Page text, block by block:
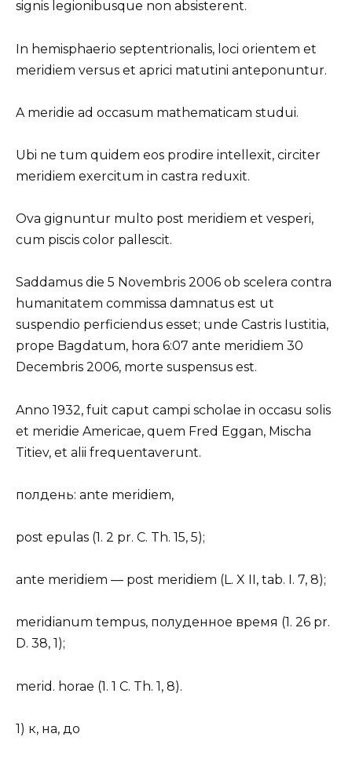
signis legionibusque non absisterent.
In hemisphaerio septentrionalis, loci orientem et
meridiem versus et aprici matutini anteponuntur.
A meridie ad occasum mathematicam studui.
Ubi ne tum quidem eos prodire intellexit, circiter
meridiem exercitum in castra reduxit.
Ova gignuntur multo post meridiem et vesperi,
cum piscis color pallescit.
Saddamus die 5 Novembris 2006 ob scelera contra
humanitatem commissa damnatus est ut
suspendio perficiendus esset; unde Castris Iustitia,
prope Bagdatum, hora 6:07 ante meridiem 30
Decembris 2006, morte suspensus est.
Anno 1932, fuit caput campi scholae in occasu solis
et meridie Americae, quem Fred Eggan, Mischa
Titiev, et alii frequentaverunt.
полдень: ante meridiem,
post epulas (1. 2 pr. C. Th. 15, 5);
ante meridiem — post meridiem (L. X II, tab. I. 7, 8);
meridianum tempus, полуденное время (1. 26 pr.
D. 38, 1);
merid. horae (1. 1 C. Th. 1, 8).
1) к, на, до